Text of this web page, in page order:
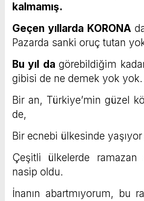
kalmamış.
Geçen yıllarda KORONA
Pazarda sanki oruç tutan
Bu yıl da görebildiğim
gibisi de ne demek yok yok.
Bir an, Türkiye’min güzel
de,
Bir ecnebi ülkesinde
Çeşitli ülkelerde ramazan
nasip oldu.
İnanın abartmıyorum, bu